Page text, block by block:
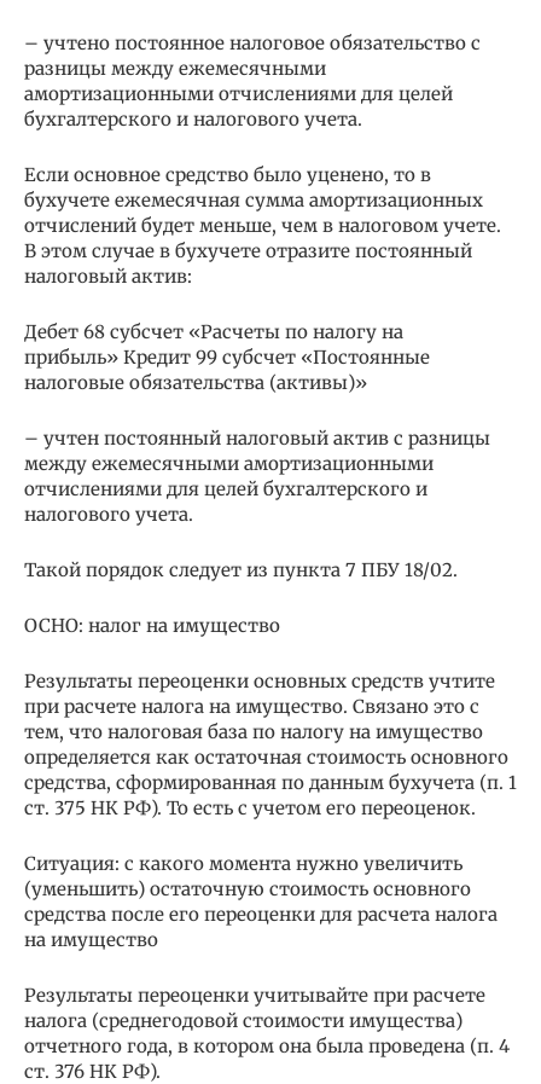
– учтено постоянное налоговое обязательство с
разницы между ежемесячными
амортизационными отчислениями для целей
бухгалтерского и налогового учета.
Если основное средство было уценено, то в
бухучете ежемесячная сумма амортизационных
отчислений будет меньше, чем в налоговом учете.
В этом случае в бухучете отразите постоянный
налоговый актив:
Дебет 68 субсчет «Расчеты по налогу на
прибыль» Кредит 99 субсчет «Постоянные
налоговые обязательства (активы)»
– учтен постоянный налоговый актив с разницы
между ежемесячными амортизационными
отчислениями для целей бухгалтерского и
налогового учета.
Такой порядок следует из пункта 7 ПБУ 18/02.
ОСНО: налог на имущество
Результаты переоценки основных средств учтите
при расчете налога на имущество. Связано это с
тем, что налоговая база по налогу на имущество
определяется как остаточная стоимость основного
средства, сформированная по данным бухучета (п. 1
ст. 375 НК РФ). То есть с учетом его переоценок.
Ситуация: с какого момента нужно увеличить
(уменьшить) остаточную стоимость основного
средства после его переоценки для расчета налога
на имущество
Результаты переоценки учитывайте при расчете
налога (среднегодовой стоимости имущества)
отчетного года, в котором она была проведена (п. 4
ст. 376 НК РФ).